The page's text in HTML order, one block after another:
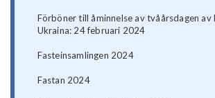
Förböner till åminnelse av tvåårsdagen av
Ukraina: 24 februari 2024
Fasteinsamlingen 2024
Fastan 2024